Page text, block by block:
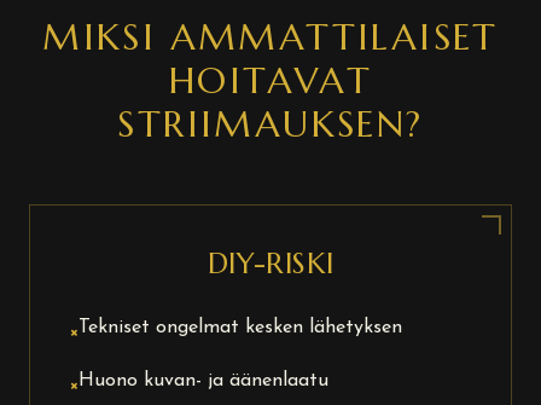
MIKSI AMMATTILAISET
HOITAVAT
STRIIMAUKSEN?
DIY-RISKI
× Tekniset ongelmat kesken lähetyksen
×Huono kuvan- ja äänenlaatu